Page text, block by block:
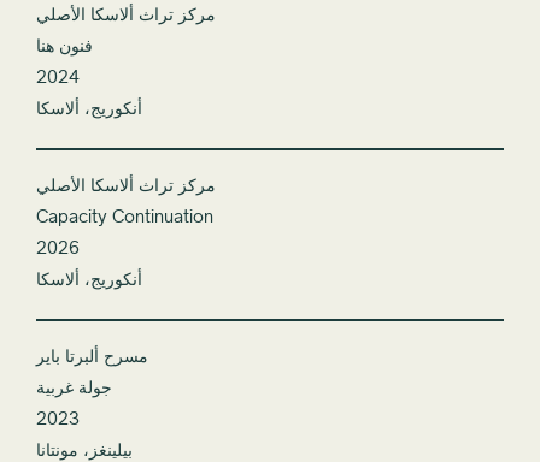
مركز تراث ألاسكا الأصلي
فنون هنا
2024
أنكوريج، ألاسكا
مركز تراث ألاسكا الأصلي
Capacity Continuation
2026
أنكوريج، ألاسكا
مسرح ألبرتا باير
جولة غربية
2023
بيلينغز، مونتانا